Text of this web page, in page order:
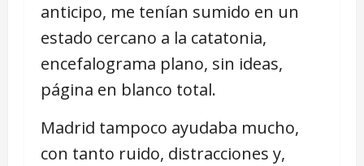
anticipo, me tenían sumido en un
estado cercano a la catatonia,
encefalograma plano, sin ideas,
página en blanco total.
Madrid tampoco ayudaba mucho,
con tanto ruido, distracciones y,